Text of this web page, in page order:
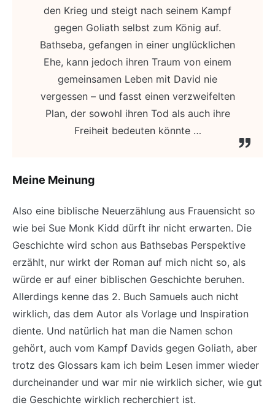
den Krieg und steigt nach seinem Kampf
gegen Goliath selbst zum König auf.
Bathseba, gefangen in einer unglücklichen
Ehe, kann jedoch ihren Traum von einem
gemeinsamen Leben mit David nie
vergessen – und fasst einen verzweifelten
Plan, der sowohl ihren Tod als auch ihre
Freiheit bedeuten könnte …
Meine Meinung
Also eine biblische Neuerzählung aus Frauensicht so
wie bei Sue Monk Kidd dürft ihr nicht erwarten. Die
Geschichte wird schon aus Bathsebas Perspektive
erzählt, nur wirkt der Roman auf mich nicht so, als
würde er auf einer biblischen Geschichte beruhen.
Allerdings kenne das 2. Buch Samuels auch nicht
wirklich, das dem Autor als Vorlage und Inspiration
diente. Und natürlich hat man die Namen schon
gehört, auch vom Kampf Davids gegen Goliath, aber
trotz des Glossars kam ich beim Lesen immer wieder
durcheinander und war mir nie wirklich sicher, wie gut
die Geschichte wirklich recherchiert ist.